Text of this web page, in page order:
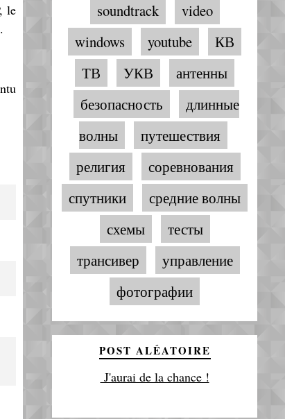
le
soundtrack
video
windows
youtube
КВ
ТВ
УКВ
антенны
безопасность
длинные
волны
путешествия
религия
соревнования
спутники
средние волны
схемы
тесты
трансивер
управление
фотографии
POST ALÉATOIRE
J'aurai de la chance !